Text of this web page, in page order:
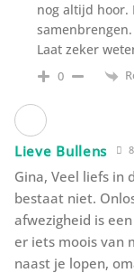
nog altijd hoor.
Laat zeker
0
Lieve Bullens
Gina, Veel liefs in
bestaat niet.
afwezigheid is
er iets moois van
naast je lopen,